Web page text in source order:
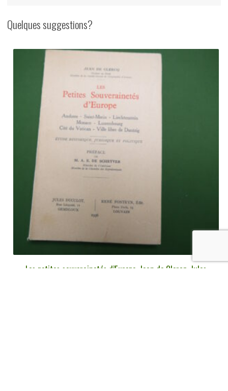
Quelques suggestions?
Les petites souverainetés d’Europe, Jean de Clercq, Jules